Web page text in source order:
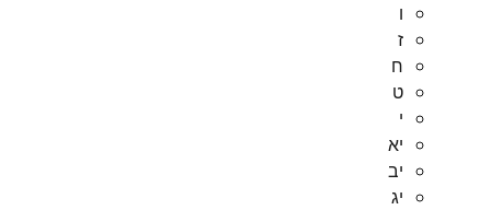
ו
ז
ח
ט
י
יא
יב
יג